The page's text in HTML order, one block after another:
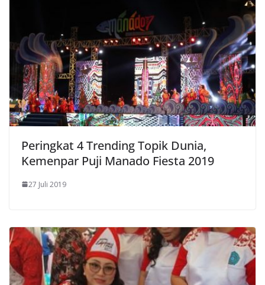
Peringkat 4 Trending Topik Dunia,
Kemenpar Puji Manado Fiesta 2019
27 Juli 2019